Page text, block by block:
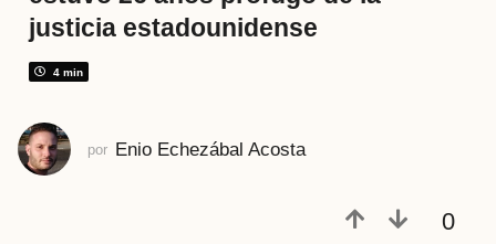
á
s
6
ñ
o
s
justicia estadounidense
4 min
por Enio Echezábal Acosta
0